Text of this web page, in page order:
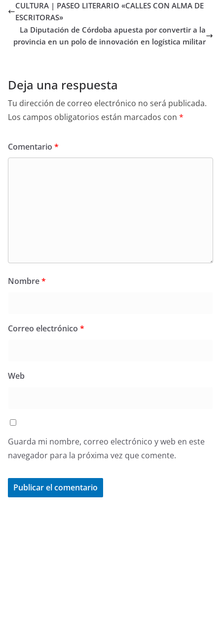
CULTURA | PASEO LITERARIO «CALLES CON ALMA DE
ESCRITORAS»
La Diputación de Córdoba apuesta por convertir a la
provincia en un polo de innovación en logística militar
Deja una respuesta
Tu dirección de correo electrónico no será publicada.
Los campos obligatorios están marcados con *
Comentario *
Nombre*
Correo electrónico *
Web
Guarda mi nombre, correo electrónico y web en este
navegador para la próxima vez que comente.